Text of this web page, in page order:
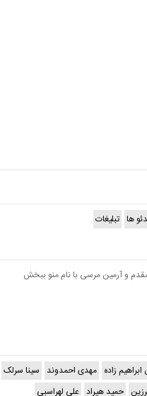
ها تبلیغات
و آرمین مرسی با نام منو ببخش
زاده مهدی احمدوند سینا سرلک
حمید هیراد علی لهراسبی